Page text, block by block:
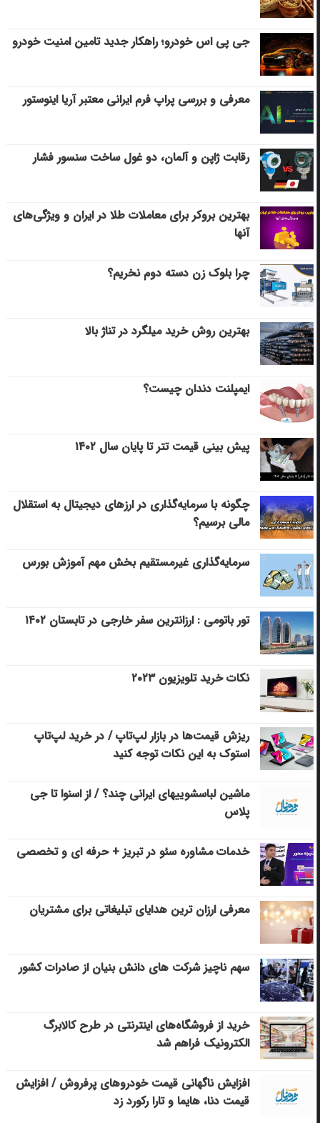
جی پی اس خودرو؛ راهکار جدید تامین امنیت خودرو
معرفی و بررسی پراپ فرم ایرانی معتبر آریا اینوستور
رقابت ژاپن و آلمان، دو غول ساخت سنسور فشار
بهترین بروکر برای معاملات طلا در ایران و ویژگی‌های
آنها
چرا بلوک زن دسته دوم نخریم؟
بهترین روش خرید میلگرد در تناژ بالا
ایمپلنت دندان چیست؟
پیش بینی قیمت تتر تا پایان سال ۱۴۰۲
چگونه با سرمایه‌گذاری در ارزهای دیجیتال به استقلال
مالی برسیم؟
سرمایه‌گذاری غیرمستقیم بخش مهم آموزش بورس
تور باتومی : ارزانترین سفر خارجی در تابستان ۱۴۰۲
نکات خرید تلویزیون ۲۰۲۳
ریزش قیمت‌ها در بازار لپ‌تاپ / در خرید لپ‌تاپ
استوک به این نکات توجه کنید
ماشین لباسشویی‎های ایرانی چند؟ / از اسنوا تا جی
پلاس
خدمات مشاوره سئو در تبریز + حرفه ای و تخصصی
معرفی ارزان ترین هدایای تبلیغاتی برای مشتریان
سهم ناچیز شرکت های دانش بنیان از صادرات کشور
خرید از فروشگاه‌های اینترنتی در طرح کالابرگ
الکترونیک فراهم شد
افزایش ناگهانی قیمت خودروهای پرفروش / افزایش
قیمت دنا، هایما و تارا رکورد زد